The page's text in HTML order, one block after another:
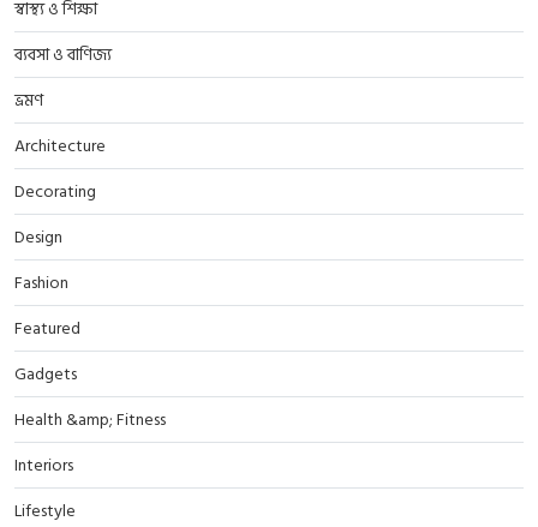
স্বাস্থ্য ও শিক্ষা
ব্যবসা ও বাণিজ্য
ভ্রমণ
Architecture
Decorating
Design
Fashion
Featured
Gadgets
Health &amp; Fitness
Interiors
Lifestyle